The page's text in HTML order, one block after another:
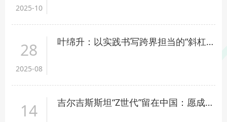
2025-10
28
2025-08
叶绵升：以实践书写跨界担当的“斜杠青年”
14 吉尔吉斯斯坦“Z世代”留在中国：愿成人文交流桥梁